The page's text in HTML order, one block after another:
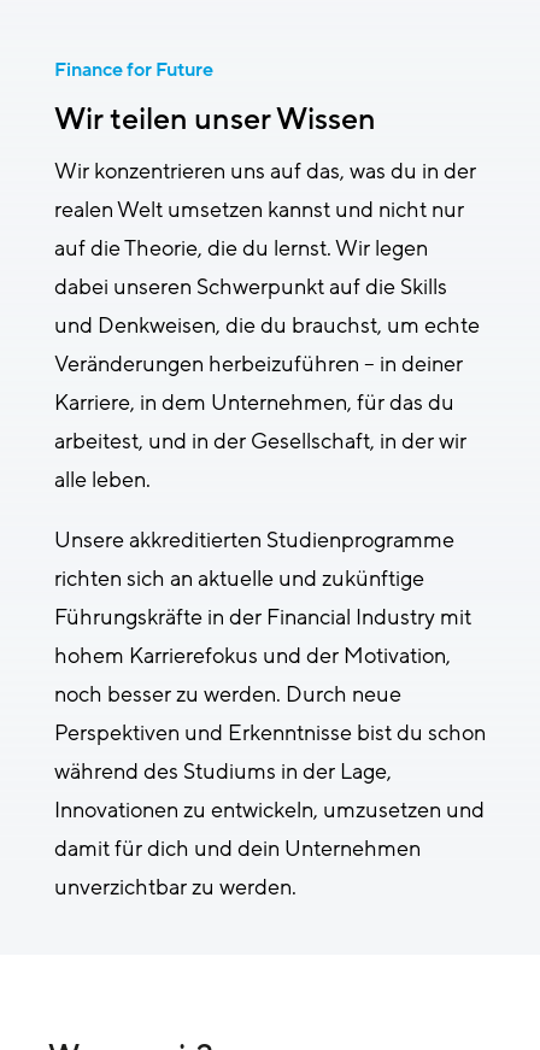
Finance for Future
Wir teilen unser Wissen
Wir konzentrieren uns auf das, was du in der
realen Welt umsetzen kannst und nicht nur
auf die Theorie, die du lernst. Wir legen
dabei unseren Schwerpunkt auf die Skills
und Denkweisen, die du brauchst, um echte
Veränderungen herbeizuführen – in deiner
Karriere, in dem Unternehmen, für das du
arbeitest, und in der Gesellschaft, in der wir
alle leben.
Unsere akkreditierten Studienprogramme
richten sich an aktuelle und zukünftige
Führungskräfte in der Financial Industry mit
hohem Karrierefokus und der Motivation,
noch besser zu werden. Durch neue
Perspektiven und Erkenntnisse bist du schon
während des Studiums in der Lage,
Innovationen zu entwickeln, umzusetzen und
damit für dich und dein Unternehmen
unverzichtbar zu werden.